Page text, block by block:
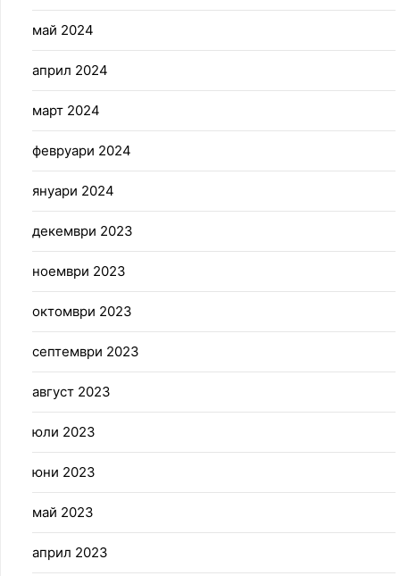
май 2024
април 2024
март 2024
февруари 2024
януари 2024
декември 2023
ноември 2023
октомври 2023
септември 2023
август 2023
юли 2023
юни 2023
май 2023
април 2023